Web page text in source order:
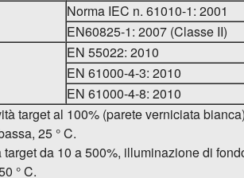
Norma IEC n. 61010-1: 2001
EN60825-1: 2007 (Classe II)
EN 55022: 2010
EN 61000-4-3: 2010
EN 61000-4-8: 2010
target al 100% (parete verniciata
25 ° C.
da 10 a 500%, illuminazione di
° C.